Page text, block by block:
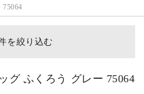
を絞り込む
グ ふくろう グレー 75064